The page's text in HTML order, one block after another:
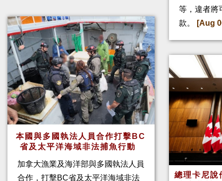
本國與多國執法人員合作打擊BC
省及太平洋海域非法捕魚行動
加拿大漁業及海洋部與多國執法人員
合作，打擊BC省及太平洋海域非法
等，違者將
款。
[Aug
總理卡尼